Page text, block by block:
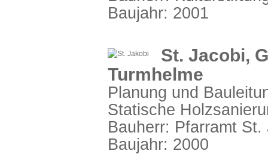
Baujahr: 2001
St. Jacobi,
Turmhelme
Planung und
Statische
Bauherr: Pfarramt
Baujahr: 2000